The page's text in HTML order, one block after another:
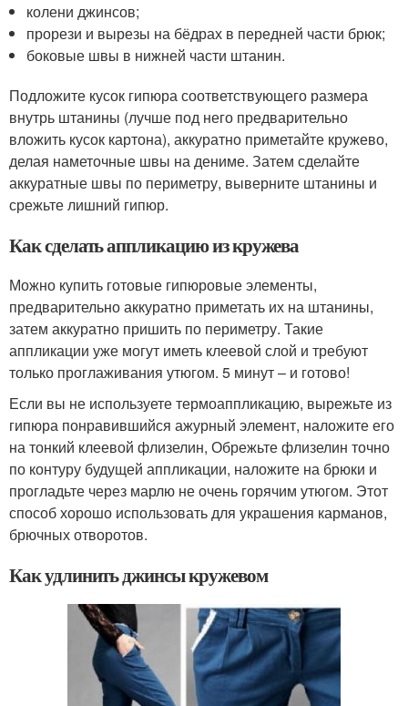
колени джинсов;
прорези и вырезы на бёдрах в передней части брюк;
боковые швы в нижней части штанин.
Подложите кусок гипюра соответствующего размера
внутрь штанины (лучше под него предварительно
вложить кусок картона), аккуратно приметайте кружево,
делая наметочные швы на дениме. Затем сделайте
аккуратные швы по периметру, выверните штанины и
срежьте лишний гипюр.
Как сделать аппликацию из кружева
Можно купить готовые гипюровые элементы,
предварительно аккуратно приметать их на штанины,
затем аккуратно пришить по периметру. Такие
аппликации уже могут иметь клеевой слой и требуют
только проглаживания утюгом. 5 минут – и готово!
Если вы не используете термоаппликацию, вырежьте из
гипюра понравившийся ажурный элемент, наложите его
на тонкий клеевой флизелин, Обрежьте флизелин точно
по контуру будущей аппликации, наложите на брюки и
прогладьте через марлю не очень горячим утюгом. Этот
способ хорошо использовать для украшения карманов,
брючных отворотов.
Как удлинить джинсы кружевом